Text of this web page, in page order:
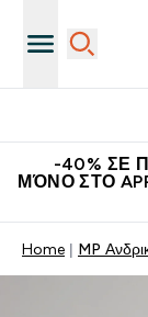
-40% ΣΕ
ΜΌΝΟ ΣΤΟ
Home MP